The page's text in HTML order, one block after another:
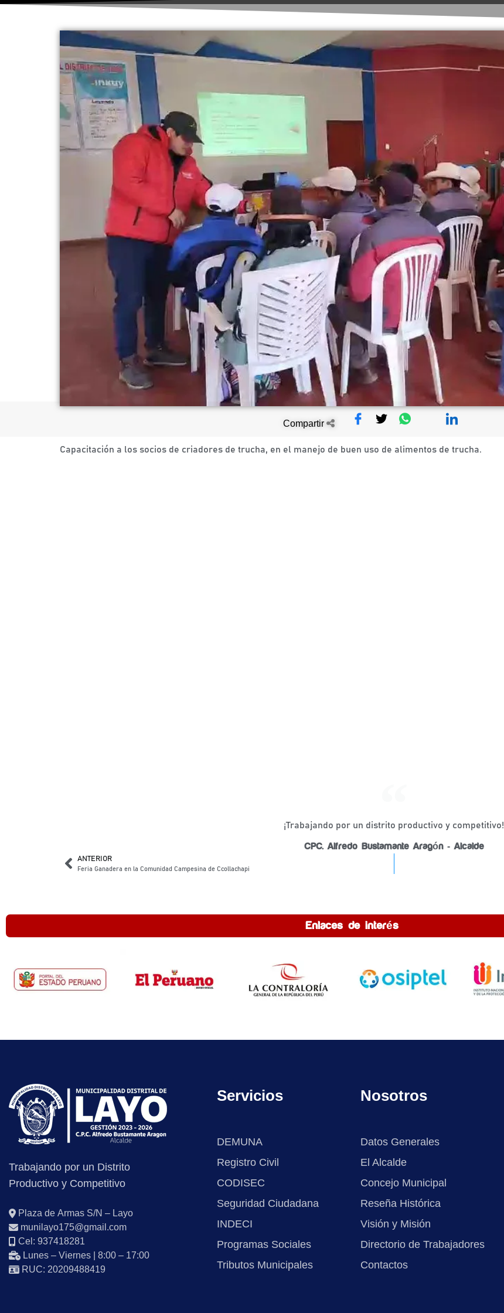
Compartir
Capacitación a los socios de criadores de trucha, en el manejo de buen uso de alimentos de trucha.
¡Trabajando por un distrito productivo y competitivo!
CPC. Alfredo Bustamante Aragón - Alcalde
ANTERIOR
Feria Ganadera en la Comunidad Campesina de Ccollachapi
Enlaces de interés
Trabajando por un Distrito
Productivo y Competitivo
Plaza de Armas S/N – Layo
munilayo175@gmail.com
Cel: 937418281
Lunes – Viernes | 8:00 – 17:00
RUC: 20209488419
Servicios
DEMUNA
Registro Civil
CODISEC
Seguridad Ciudadana
INDECI
Programas Sociales
Tributos Municipales
Nosotros
Datos Generales
El Alcalde
Concejo Municipal
Reseña Histórica
Visión y Misión
Directorio de Trabajadores
Contactos